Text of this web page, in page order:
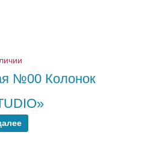
№00 Колонок